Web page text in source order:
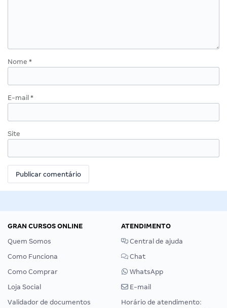
Nome *
E-mail *
Site
GRAN CURSOS ONLINE
Quem Somos
Como Funciona
Como Comprar
Loja Social
Validador de documentos
ATENDIMENTO
Central de ajuda
Chat
WhatsApp
E-mail
Horário de atendimento: